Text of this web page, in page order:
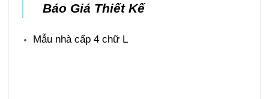
Báo Giá Thiết Kế
Mẫu nhà cấp 4 chữ L